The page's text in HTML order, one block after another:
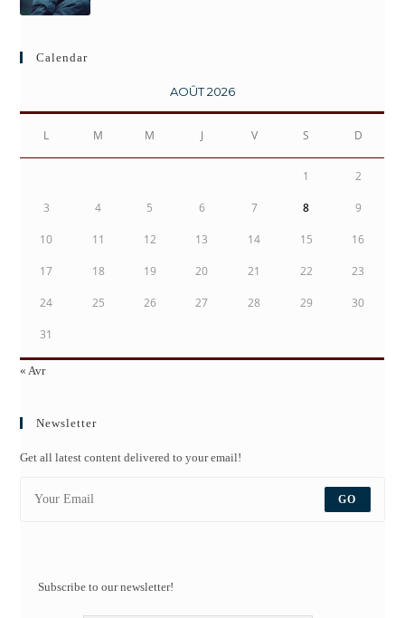
Calendar
AOÛT 2026
L M M J V S D
1 2
3 4 5 6 7 8 9
10 11 12 13 14 15 16
17 18 19 20 21 22 23
24 25 26 27 28 29 30
31
« Avr
Newsletter
Get all latest content delivered to your email!
GO
Subscribe to our newsletter!